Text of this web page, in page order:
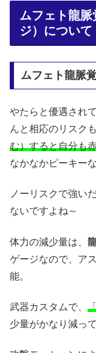
ムフェト龍
ジ）について
ムフェト龍脈
やたらと優遇され
んと相応のリスク
む）すると自分も
なかなかピーキー
ノーリスクで強い
ないですよね～
体力の減少量は、
ゲージなので、ア
能。
武器カスタムで、
少量がかなり減っ